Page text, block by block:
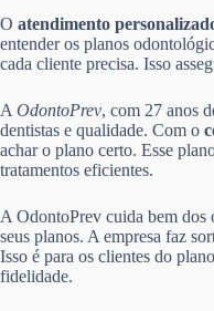
O atendimento
entender os planos
cada cliente precisa. Isso
A OdontoPrev, com 27 anos
dentistas e qualidade. Com o
achar o plano certo. Esse
tratamentos eficientes.
A OdontoPrev cuida bem dos
seus planos. A empresa faz
Isso é para os clientes do
fidelidade.